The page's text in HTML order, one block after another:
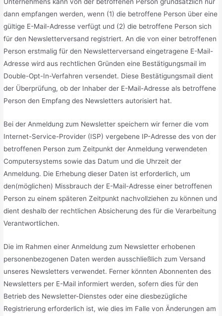
dann empfangen werden, wenn (1) die betroffene Person über eine
gültige E-Mail-Adresse verfügt und (2) die betroffene Person sich
für den Newsletterversand registriert. An die von einer betroffenen
Person erstmalig für den Newsletterversand eingetragene E-Mail-
Adresse wird aus rechtlichen Gründen eine Bestätigungsmail im
Double-Opt-In-Verfahren versendet. Diese Bestätigungsmail dient
der Überprüfung, ob der Inhaber der E-Mail-Adresse als betroffene
Person den Empfang des Newsletters autorisiert hat.
Bei der Anmeldung zum Newsletter speichern wir ferner die vom
Internet-Service-Provider (ISP) vergebene IP-Adresse des von der
betroffenen Person zum Zeitpunkt der Anmeldung verwendeten
Computersystems sowie das Datum und die Uhrzeit der
Anmeldung. Die Erhebung dieser Daten ist erforderlich, um
den(möglichen) Missbrauch der E-Mail-Adresse einer betroffenen
Person zu einem späteren Zeitpunkt nachvollziehen zu können und
dient deshalb der rechtlichen Absicherung des für die Verarbeitung
Verantwortlichen.
Die im Rahmen einer Anmeldung zum Newsletter erhobenen
personenbezogenen Daten werden ausschließlich zum Versand
unseres Newsletters verwendet. Ferner könnten Abonnenten des
Newsletters per E-Mail informiert werden, sofern dies für den
Betrieb des Newsletter-Dienstes oder eine diesbezügliche
Registrierung erforderlich ist, wie dies im Falle von Änderungen am